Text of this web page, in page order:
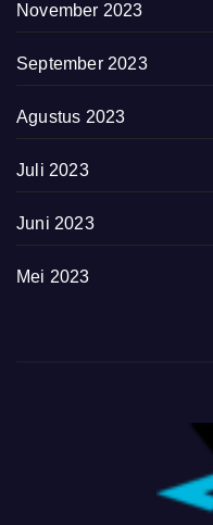
November 2023
September 2023
Agustus 2023
Juli 2023
Juni 2023
Mei 2023